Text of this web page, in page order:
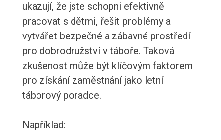
ukazují, že jste schopni efektivně
pracovat s dětmi, řešit problémy a
vytvářet bezpečné a zábavné prostředí
pro dobrodružství v táboře. Taková
zkušenost může být klíčovým faktorem
pro získání zaměstnání jako letní
táborový poradce.
Například: